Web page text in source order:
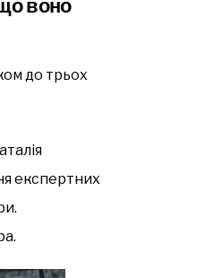
воно
до трьох
експертних